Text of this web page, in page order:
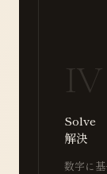
IV
Solve
解決
数字に